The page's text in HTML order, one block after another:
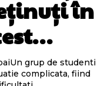
în
grup de studenti
complicata, fiind